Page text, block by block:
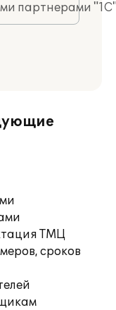
партнерами
ТМЦ
сроков